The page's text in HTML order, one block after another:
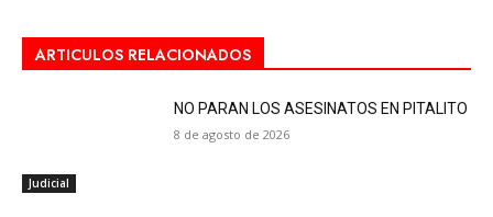
ARTICULOS RELACIONADOS
Judicial
NO PARAN LOS ASESINATOS EN PITALITO
8 de agosto de 2026